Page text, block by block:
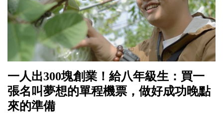
一人出300塊創業！給八年級生：買一
張名叫夢想的單程機票，做好成功晚點
來的準備